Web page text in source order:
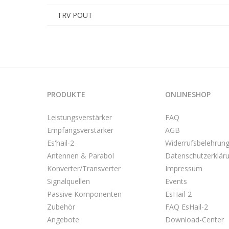
TRV POUT
PRODUKTE
Leistungsverstärker
Empfangsverstärker
Es'hail-2
Antennen & Parabol
Konverter/Transverter
Signalquellen
Passive Komponenten
Zubehör
Angebote
ONLINESHOP
FAQ
AGB
Widerrufsbelehrung
Impressum
Events
EsHail-2
FAQ EsHail-2
Download-Center